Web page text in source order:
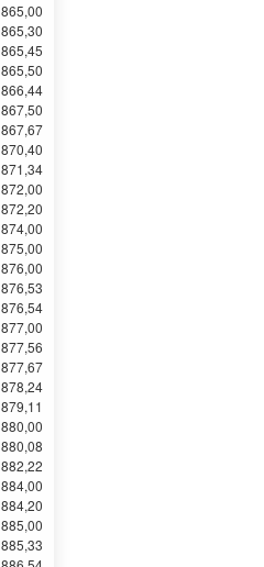
865,00
865,30
865,45
865,50
866,44
867,50
867,67
870,40
871,34
872,00
872,20
874,00
875,00
876,00
876,53
876,54
877,00
877,56
877,67
878,24
879,11
880,00
880,08
882,22
884,00
884,20
885,00
885,33